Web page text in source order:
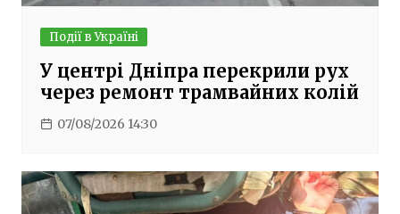
Події в Україні
У центрі Дніпра перекрили рух
через ремонт трамвайних колій
07/08/2026 14:30